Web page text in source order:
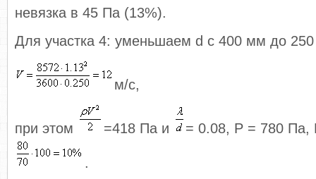
невязка в 45 Па (13%).
Для участка 4: уменьшаем d с 400 мм до
м/с,
при этом =418 Па и = 0.08, Р = 780 Па,
.